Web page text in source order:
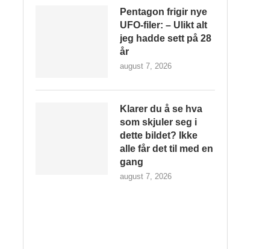
Pentagon frigir nye
UFO-filer: – Ulikt alt
jeg hadde sett på 28
år
august 7, 2026
Klarer du å se hva
som skjuler seg i
dette bildet? Ikke
alle får det til med en
gang
august 7, 2026